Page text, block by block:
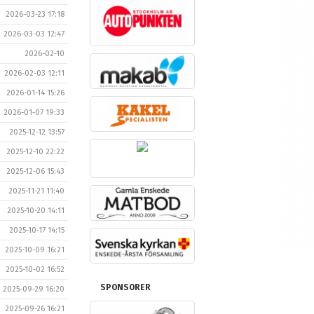
2026-03-23 17:18
2026-03-03 12:47
2026-02-10
2026-02-03 12:11
2026-01-14 15:26
2026-01-07 19:33
2025-12-12 13:57
2025-12-10 22:22
2025-12-06 15:43
2025-11-21 11:40
2025-10-20 14:11
2025-10-17 14:15
2025-10-09 16:21
2025-10-02 16:52
2025-09-29 16:20
2025-09-26 16:21
SPONSORER